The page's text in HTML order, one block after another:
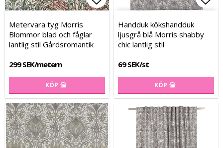
Lägg till i favoritlistan
Lägg till i favoritlistan
Metervara tyg Morris
Blommor blad och fåglar
lantlig stil Gårdsromantik
299 SEK/metern
KÖP
Handduk kökshandduk
ljusgrå blå Morris shabby
chic lantlig stil
69 SEK/st
KÖP